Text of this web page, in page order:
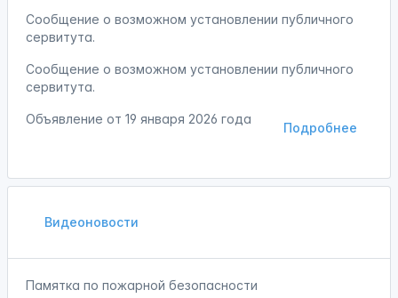
Сообщение о возможном установлении публичного
сервитута.
Сообщение о возможном установлении публичного
сервитута.
Подробнее
Объявление от 19 января 2026 года
Видеоновости
Памятка по пожарной безопасности